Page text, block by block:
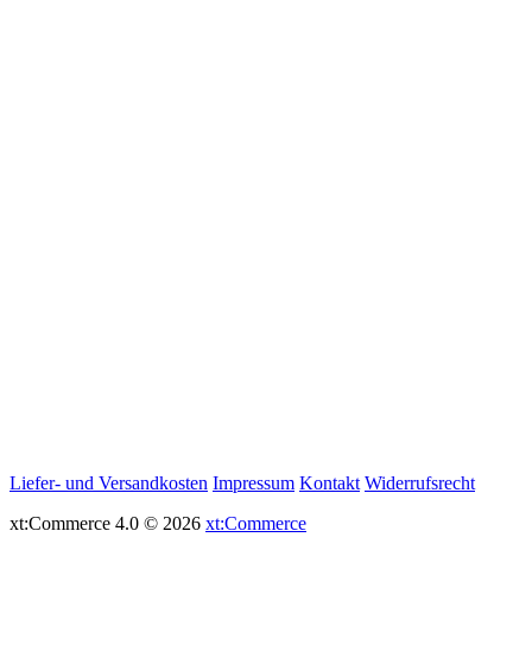
Liefer- und Versandkosten Impressum Kontakt Widerrufsrecht
xt:Commerce 4.0 © 2026 xt:Commerce